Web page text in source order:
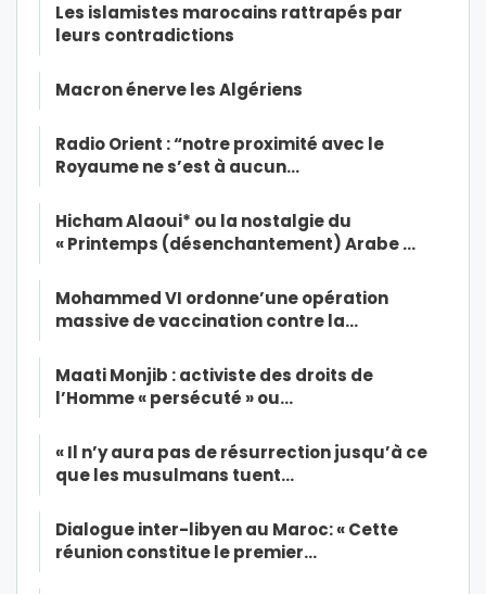
Les islamistes marocains rattrapés par
leurs contradictions
Macron énerve les Algériens
Radio Orient : “notre proximité avec le
Royaume ne s’est à aucun…
Hicham Alaoui* ou la nostalgie du
« Printemps (désenchantement) Arabe …
Mohammed VI ordonne’une opération
massive de vaccination contre la…
Maati Monjib : activiste des droits de
l’Homme « persécuté » ou…
« Il n’y aura pas de résurrection jusqu’à ce
que les musulmans tuent…
Dialogue inter-libyen au Maroc: « Cette
réunion constitue le premier…